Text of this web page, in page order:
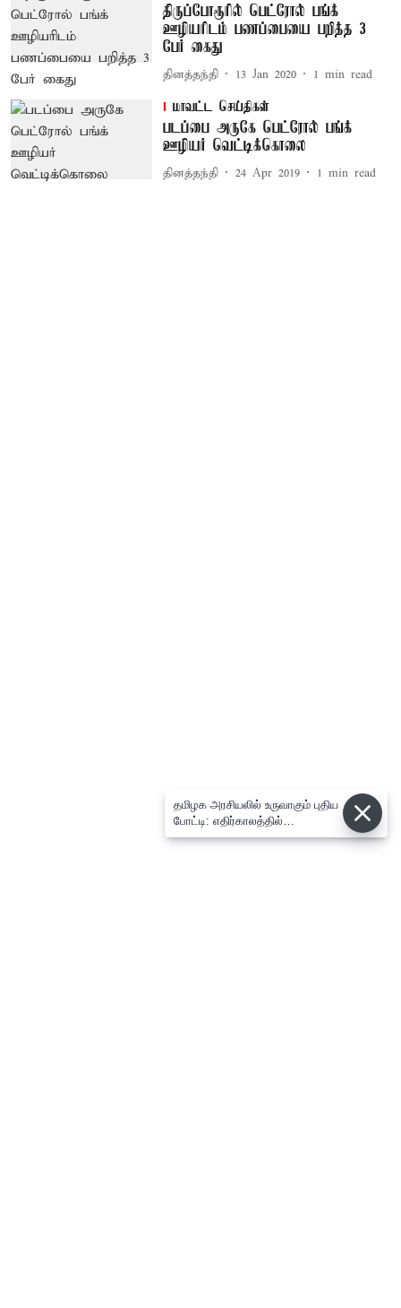
திருப்போரூரில் பெட்ரோல் பங்க்
ஊழியரிடம் பணப்பையை பறித்த 3
பேர் கைது
தினத்தந்தி 13 Jan 2020 1 min read
மாவட்ட செய்திகள்
படப்பை அருகே பெட்ரோல் பங்க்
ஊழியர் வெட்டிக்கொலை
தினத்தந்தி 24 Apr 2019 1 min read
தமிழக அரசியலில் உருவாகும் புதிய
போட்டி: எதிர்காலத்தில்
விஜய்க்கும், தனுசுக்கும்